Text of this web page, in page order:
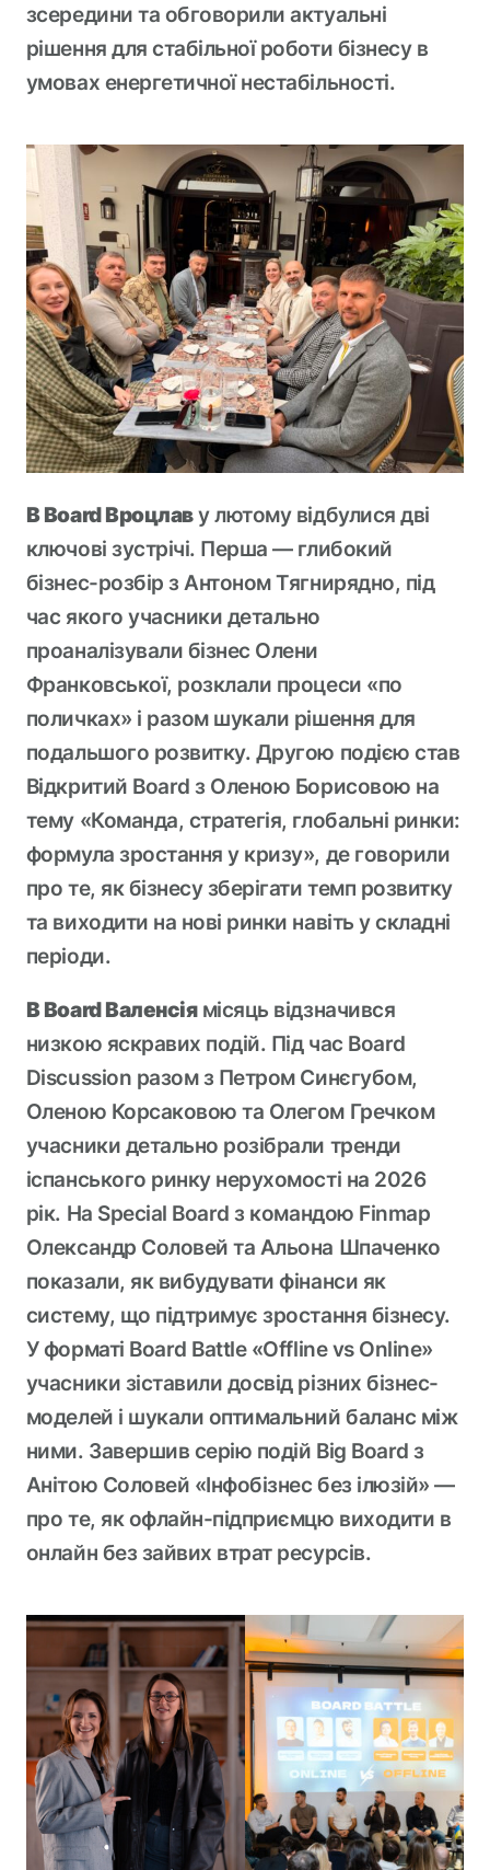
зсередини та обговорили актуальні
рішення для стабільної роботи бізнесу в
умовах енергетичної нестабільності.
В Board Вроцлаву лютому відбулися дві
ключові зустрічі. Перша — глибокий
бізнес-розбір з Антоном Тягнирядно, під
час якого учасники детально
проаналізували бізнес Олени
Франковської, розклали процеси «по
поличках» і разом шукали рішення для
подальшого розвитку. Другою подією став
Відкритий Board з Оленою Борисовою на
тему «Команда, стратегія, глобальні ринки:
формула зростання у кризу», де говорили
про те, як бізнесу зберігати темп розвитку
та виходити на нові ринки навіть у складні
періоди.
В Board Валенсіямісяць відзначився
низкою яскравих подій. Під час Board
Discussion разом з Петром Синєгубом,
Оленою Корсаковою та Олегом Гречком
учасники детально розібрали тренди
іспанського ринку нерухомості на 2026
рік. На Special Board з командою Finmap
Олександр Соловей та Альона Шпаченко
показали, як вибудувати фінанси як
систему, що підтримує зростання бізнесу.
У форматі Board Battle «Offline vs Online»
учасники зіставили досвід різних бізнес-
моделей і шукали оптимальний баланс між
ними. Завершив серію подій Big Board з
Анітою Соловей «Інфобізнес без ілюзій» —
про те, як офлайн-підприємцю виходити в
онлайн без зайвих втрат ресурсів.